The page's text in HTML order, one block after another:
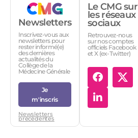
Newsletters
Inscrivez-vous aux
newsletters pour
rester informé(e)
des dernières
actualités du
Collège de la
Médecine Générale
Je
m'inscris
Newsletters
précédentes
Le CMG sur
les réseaux
sociaux
Retrouvez-nous
sur nos comptes
officiels Facebook
et X (ex-Twitter)